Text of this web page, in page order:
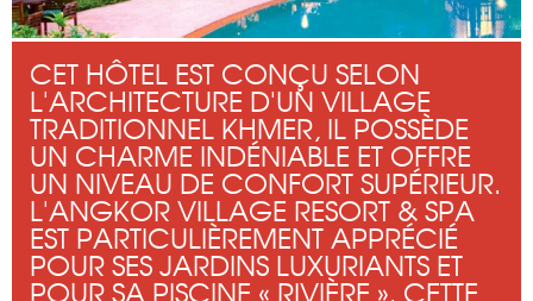
CET HÔTEL EST CONÇU SELON
L'ARCHITECTURE D'UN VILLAGE
TRADITIONNEL KHMER, IL POSSÈDE
UN CHARME INDÉNIABLE ET OFFRE
UN NIVEAU DE CONFORT SUPÉRIEUR.
L'ANGKOR VILLAGE RESORT & SPA
EST PARTICULIÈREMENT APPRÉCIÉ
POUR SES JARDINS LUXURIANTS ET
POUR SA PISCINE « RIVIÈRE ». CETTE